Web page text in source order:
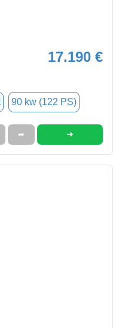
17.190 €
90 kw (122 PS)
➦ ➜